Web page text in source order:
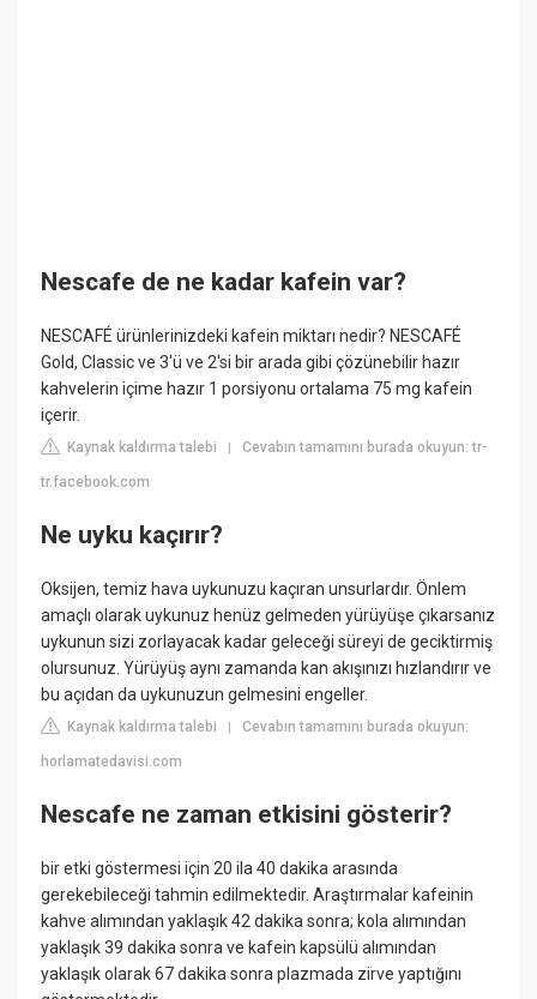
Nescafe de ne kadar kafein var?
NESCAFÉ ürünlerinizdeki kafein miktarı nedir? NESCAFÉ
Gold, Classic ve 3'ü ve 2'si bir arada gibi çözünebilir hazır
kahvelerin içime hazır 1 porsiyonu ortalama 75 mg kafein
içerir.
Kaynak kaldırma talebi |Cevabın tamamını burada okuyun: tr-
tr.facebook.com
Ne uyku kaçırır?
Oksijen, temiz hava uykunuzu kaçıran unsurlardır. Önlem
amaçlı olarak uykunuz henüz gelmeden yürüyüşe çıkarsanız
uykunun sizi zorlayacak kadar geleceği süreyi de geciktirmiş
olursunuz. Yürüyüş aynı zamanda kan akışınızı hızlandırır ve
bu açıdan da uykunuzun gelmesini engeller.
Kaynak kaldırma talebi |Cevabın tamamını burada okuyun:
horlamatedavisi.com
Nescafe ne zaman etkisini gösterir?
bir etki göstermesi için 20 ila 40 dakika arasında
gerekebileceği tahmin edilmektedir. Araştırmalar kafeinin
kahve alımından yaklaşık 42 dakika sonra; kola alımından
yaklaşık 39 dakika sonra ve kafein kapsülü alımından
yaklaşık olarak 67 dakika sonra plazmada zirve yaptığını